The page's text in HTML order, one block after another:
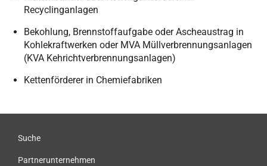
Recyclinganlagen
Bekohlung, Brennstoffaufgabe oder Ascheaustrag in
Kohlekraftwerken oder MVA Müllverbrennungsanlagen
(KVA Kehrichtverbrennungsanlagen)
Kettenförderer in Chemiefabriken
Suche
Partnerunternehmen